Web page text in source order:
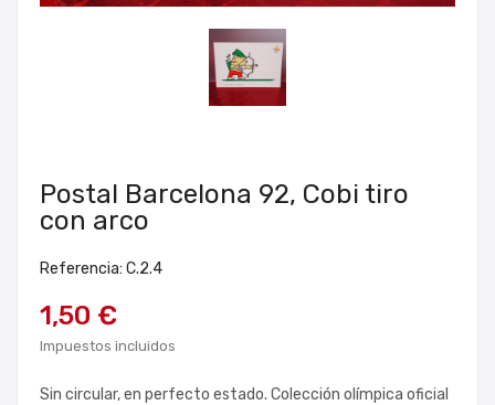
Postal Barcelona 92, Cobi tiro
con arco
Referencia: C.2.4
1,50 €
Impuestos incluidos
Sin circular, en perfecto estado. Colección olímpica oficial